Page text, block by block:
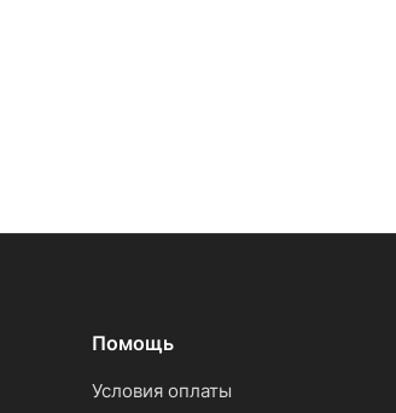
Помощь
Условия оплаты